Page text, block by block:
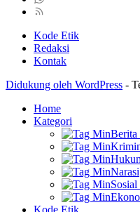
Kode Etik
Redaksi
Kontak
Didukung oleh WordPress -
Home
Kategori
Berita
Narasi
Kode Etik